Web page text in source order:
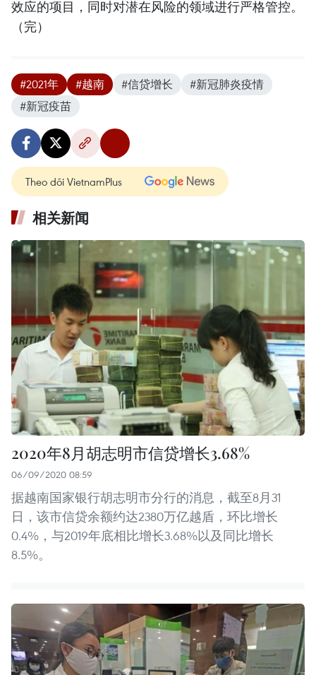
效应的项目，同时对潜在风险的领域进行严格管控。
（完）
#2021年 #越南 #信贷增长
#新冠肺炎疫情
#新冠疫苗
Theo dõi VietnamPlus
相关新闻
2020年8月胡志明市信贷增长3.68%
06/09/2020 08:59
据越南国家银行胡志明市分行的消息，截至8月31
日，该市信贷余额约达2380万亿越盾，环比增长
0.4%，与2019年底相比增长3.68%以及同比增长
8.5%。